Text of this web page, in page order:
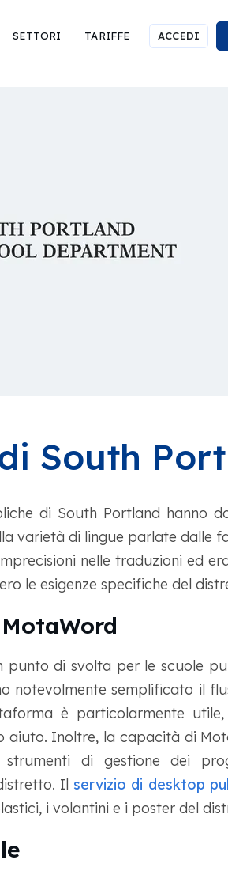
SETTORI TARIFFE ACCEDI
South
di South Portland hanno
varietà di lingue parlate dalle
nelle traduzioni ed
le esigenze specifiche del
di svolta per le scuole
notevolmente semplificato il
è particolarmente utile,
aiuto. Inoltre, la capacità di
di gestione dei
Il servizio di desktop
i volantini e i poster del